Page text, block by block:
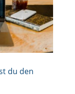
du den